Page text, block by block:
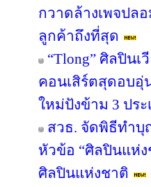
กวาดล้างเพจปล
ลูกค้าถึงที่สุด
“Tlong” ศิลปิน
คอนเสิร์ตสุดอบอุ่
ใหม่ปังข้าม 3 ประ
สวธ. จัดพิธีทำบุ
หัวข้อ “ศิลปินแห่
ศิลปินแห่งชาติ